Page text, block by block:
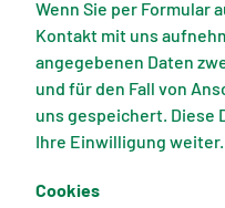
Wenn Sie per Formular
Kontakt mit uns
angegebenen Daten
und für den Fall von
uns gespeichert. Diese
Ihre Einwilligung weiter.
Cookies